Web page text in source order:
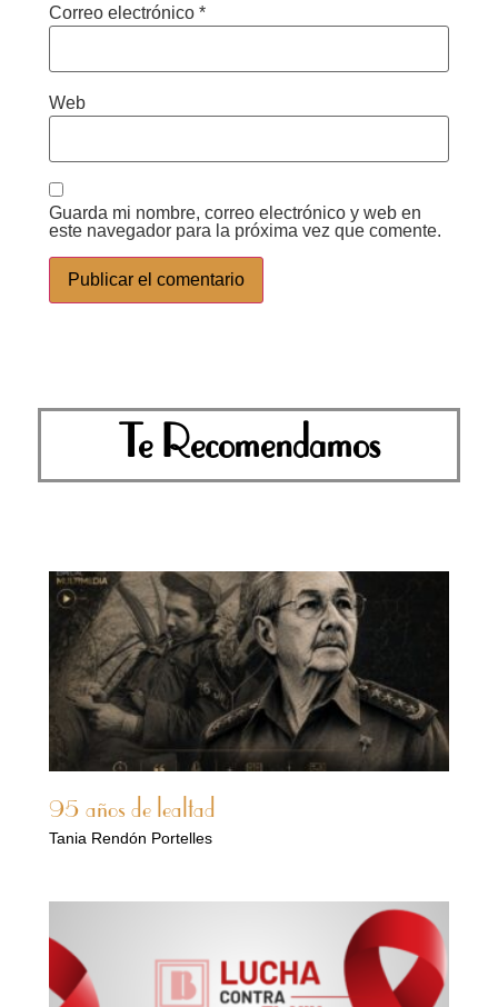
Correo electrónico *
Web
Guarda mi nombre, correo electrónico y web en
este navegador para la próxima vez que comente.
Te Recomendamos
95 años de lealtad
Tania Rendón Portelles